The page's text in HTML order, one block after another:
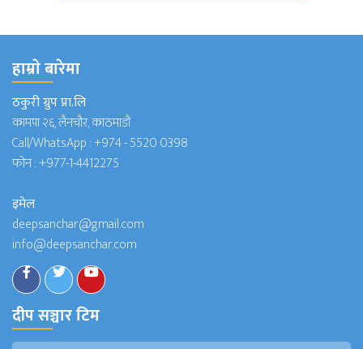
हाम्राे बारेमा
ठकुरी ग्रुप प्रा.लि
कामपा २६, लैनचौर, काठमाडौं
Call/WhatsApp :+974 - 5520 0398
फोन :+977-1-4412275
इमेल
deepsanchar@gmail.com
info@deepsanchar.com
दीप सञ्चार टिम